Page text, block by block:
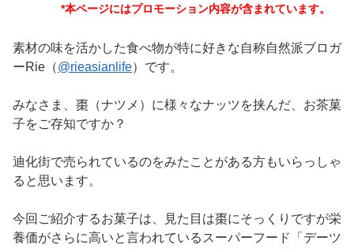
*本ページにはプロモーション内容が含まれています。
素材の味を活かした食べ物が特に好きな自称自然派ブロガ
ーRie（@rieasianlife）です。
みなさま、棗（ナツメ）に様々なナッツを挟んだ、お茶菓
子をご存知ですか？
迪化街で売られているのをみたことがある方もいらっしゃ
ると思います。
今回ご紹介するお菓子は、見た目は棗にそっくりですが栄
養価がさらに高いと言われているスーパーフード「デーツ